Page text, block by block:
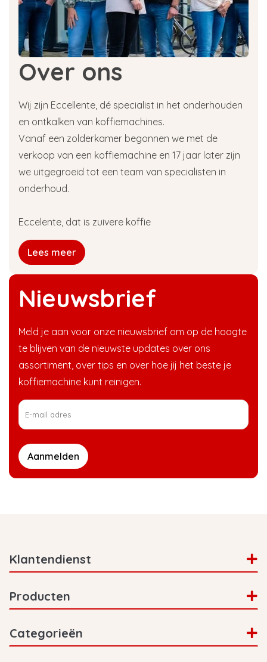
Nieuwsbrief
Meld je aan voor onze nieuwsbrief om op de hoogte
te blijven van de nieuwste updates over ons
assortiment, over tips en over hoe jij het beste je
koffiemachine kunt reinigen.
Aanmelden
Over ons
Wij zijn Eccellente, dé specialist in het onderhouden
en ontkalken van koffiemachines.
Vanaf een zolderkamer begonnen we met de
verkoop van een koffiemachine en 17 jaar later zijn
we uitgegroeid tot een team van specialisten in
onderhoud.
Eccelente, dat is zuivere koffie
Lees meer
Klantendienst
Producten
Categorieën